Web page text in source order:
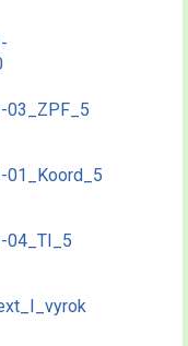
03_ZPF_5
01_Koord_5
04_TI_5